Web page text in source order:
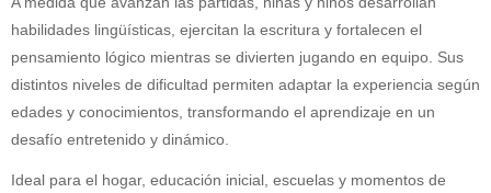
habilidades lingüísticas, ejercitan la escritura y fortalecen el
pensamiento lógico mientras se divierten jugando en equipo. Sus
distintos niveles de dificultad permiten adaptar la experiencia según
edades y conocimientos, transformando el aprendizaje en un
desafío entretenido y dinámico.
Ideal para el hogar, educación inicial, escuelas y momentos de